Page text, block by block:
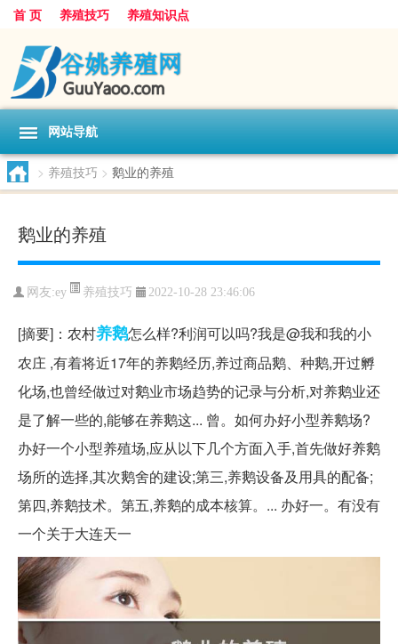
首 页 养殖技巧 养殖知识点
网站导航
> 养殖技巧 > 鹅业的养殖
鹅业的养殖
网友:ey 养殖技巧 2022-10-28 23:46:06
[摘要]：农村养鹅怎么样?利润可以吗?我是@我和我的小
农庄 ,有着将近17年的养鹅经历,养过商品鹅、种鹅,开过孵
化场,也曾经做过对鹅业市场趋势的记录与分析,对养鹅业还
是了解一些的,能够在养鹅这... 曾。如何办好小型养鹅场?
办好一个小型养殖场,应从以下几个方面入手,首先做好养鹅
场所的选择,其次鹅舍的建设;第三,养鹅设备及用具的配备;
第四,养鹅技术。第五,养鹅的成本核算。... 办好一。有没有
一个关于大连天一